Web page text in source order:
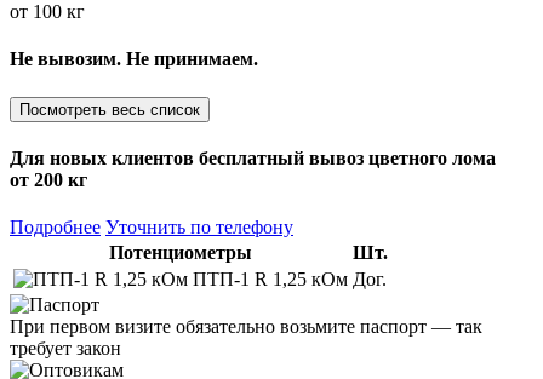
от 100 кг
Не вывозим. Не принимаем.
Посмотреть весь список
Для новых клиентов бесплатный вывоз цветного лома
от 200 кг
Подробнее Уточнить по телефону
Потенциометры
Шт.
ПТП-1 R 1,25 кОм Дог.
При первом визите обязательно возьмите паспорт — так
требует закон